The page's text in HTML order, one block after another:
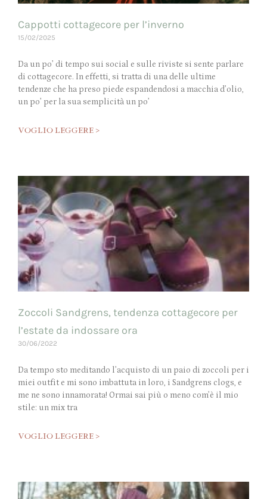
Cappotti cottagecore per l’inverno
15/02/2025
Da un po’ di tempo sui social e sulle riviste si sente parlare
di cottagecore. In effetti, si tratta di una delle ultime
tendenze che ha preso piede espandendosi a macchia d’olio,
un po’ per la sua semplicità un po’
VOGLIO LEGGERE >
Zoccoli Sandgrens, tendenza cottagecore per
l’estate da indossare ora
30/06/2022
Da tempo sto meditando l’acquisto di un paio di zoccoli per i
miei outfit e mi sono imbattuta in loro, i Sandgrens clogs, e
me ne sono innamorata! Ormai sai più o meno com’è il mio
stile: un mix tra
VOGLIO LEGGERE >